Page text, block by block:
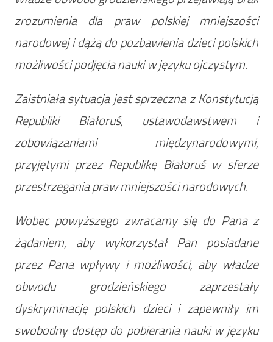
zrozumienia dla praw polskiej mniejszości
narodowej i dążą do pozbawienia dzieci polskich
możliwości podjęcia nauki w języku ojczystym.
Zaistniała sytuacja jest sprzeczna z Konstytucją
Republiki Białoruś, ustawodawstwem i
zobowiązaniami międzynarodowymi,
przyjętymi przez Republikę Białoruś w sferze
przestrzegania praw mniejszości narodowych.
Wobec powyższego zwracamy się do Pana z
żądaniem, aby wykorzystał Pan posiadane
przez Pana wpływy i możliwości, aby władze
obwodu grodzieńskiego zaprzestały
dyskryminację polskich dzieci i zapewniły im
swobodny dostęp do pobierania nauki w języku